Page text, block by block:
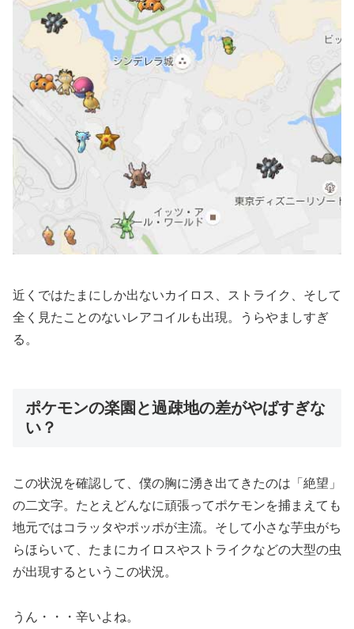
近くではたまにしか出ないカイロス、ストライク、そして
全く見たことのないレアコイルも出現。うらやましすぎ
る。
ポケモンの楽園と過疎地の差がやばすぎな
い？
この状況を確認して、僕の胸に湧き出てきたのは「絶望」
の二文字。たとえどんなに頑張ってポケモンを捕まえても
地元ではコラッタやポッポが主流。そして小さな芋虫がち
らほらいて、たまにカイロスやストライクなどの大型の虫
が出現するというこの状況。
うん・・・辛いよね。